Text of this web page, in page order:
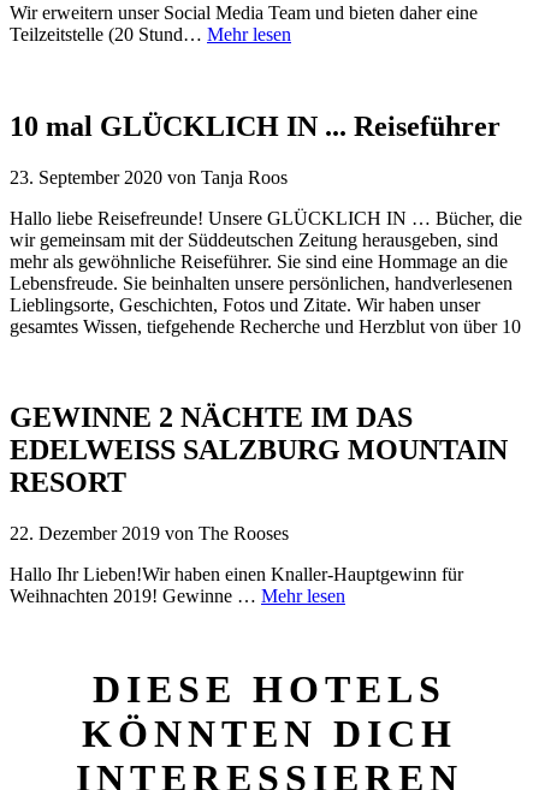
Wir erweitern unser Social Media Team und bieten daher eine
Teilzeitstelle (20 Stund… Mehr lesen
10 mal GLÜCKLICH IN ... Reiseführer
23. September 2020 von Tanja Roos
Hallo liebe Reisefreunde! Unsere GLÜCKLICH IN … Bücher, die
wir gemeinsam mit der Süddeutschen Zeitung herausgeben, sind
mehr als gewöhnliche Reiseführer. Sie sind eine Hommage an die
Lebensfreude. Sie beinhalten unsere persönlichen, handverlesenen
Lieblingsorte, Geschichten, Fotos und Zitate. Wir haben unser
gesamtes Wissen, tiefgehende Recherche und Herzblut von über 10
GEWINNE 2 NÄCHTE IM DAS
EDELWEISS SALZBURG MOUNTAIN
RESORT
22. Dezember 2019 von The Rooses
Hallo Ihr Lieben!Wir haben einen Knaller-Hauptgewinn für
Weihnachten 2019! Gewinne … Mehr lesen
DIESE HOTELS
KÖNNTEN DICH
INTERESSIEREN